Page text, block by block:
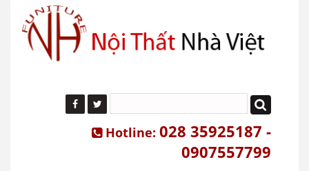
Hotline: 028 35925187 -
0907557799